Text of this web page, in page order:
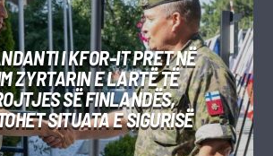
I KFOR-IT PRET NË
ZYRTARIN E LARTË TË
SË FINLANDËS,
SITUATA E SIGURISË